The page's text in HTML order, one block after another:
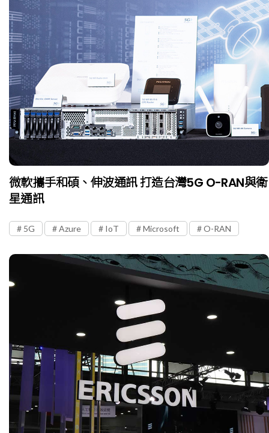
微軟攜手和碩、伸波通訊 打造台灣5G O-RAN與衛
星通訊
5G Azure IoT Microsoft O-RAN